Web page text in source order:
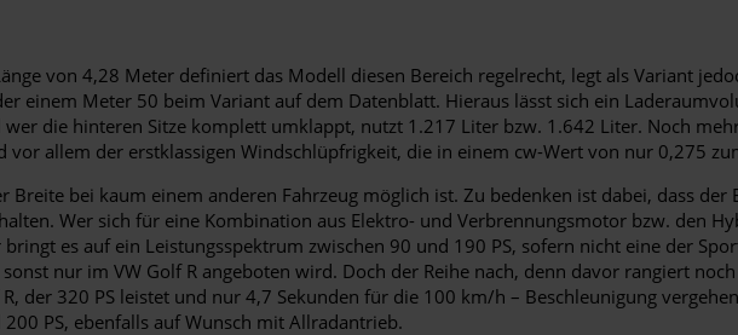
von 4,28 Meter definiert das Modell diesen Bereich regelrecht, legt als Variant
einem Meter 50 beim Variant auf dem Datenblatt. Hieraus lässt sich ein
die hinteren Sitze komplett umklappt, nutzt 1.217 Liter bzw. 1.642 Liter. Noch
allem der erstklassigen Windschlüpfrigkeit, die in einem cw-Wert von nur 0,275
bei kaum einem anderen Fahrzeug möglich ist. Zu bedenken ist dabei, dass
Wer sich für eine Kombination aus Elektro- und Verbrennungsmotor bzw. den
es auf ein Leistungsspektrum zwischen 90 und 190 PS, sofern nicht eine der
nur im VW Golf R angeboten wird. Doch der Reihe nach, denn davor rangiert
der 320 PS leistet und nur 4,7 Sekunden für die 100 km/h – Beschleunigung
PS, ebenfalls auf Wunsch mit Allradantrieb.